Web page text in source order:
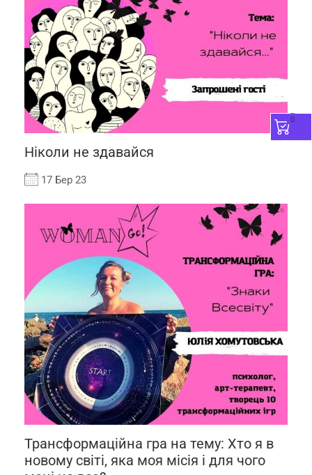
Ніколи не здавайся
17 Бер 23
Трансформаційна гра на тему: Хто я в
новому світі, яка моя місія і для чого
0